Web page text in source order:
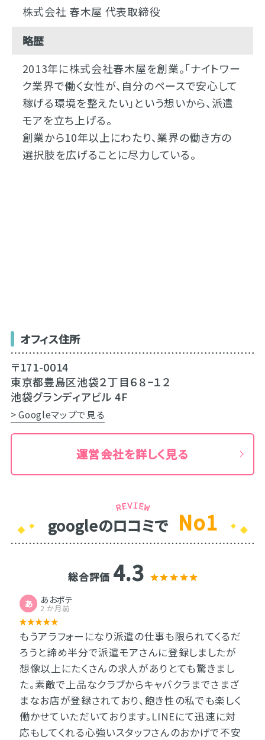
株式会社 春木屋 代表取締役
略歴
2013年に株式会社春木屋を創業。「ナイトワー
ク業界で働く女性が、自分のペースで安心して
稼げる環境を整えたい」という想いから、派遣
モアを立ち上げる。
創業から10年以上にわたり、業界の働き方の
選択肢を広げることに尽力している。
オフィス住所
〒171-0014
東京都豊島区池袋２丁目６８−１２
池袋グランディアビル 4F
> Googleマップで見る
運営会社を詳しく見る
googleのロコミで No1
総合評価 4.3
あ あおポテ
2 か月前
もうアラフォーになり派遣の仕事も限られてくるだ
ろうと諦め半分で派遣モアさんに登録しましたが
想像以上にたくさんの求人がありとても驚きまし
た。素敵で上品なクラブからキャバクラまでさまざ
まなお店が登録されており、飽き性の私でも楽しく
働かせていただいております。LINEにて迅速に対
応もしてくれる心強いスタッフさんのおかげで不安